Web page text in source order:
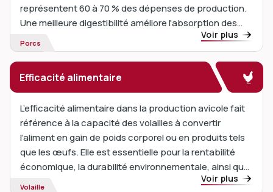
représentent 60 à 70 % des dépenses de production.
Une meilleure digestibilité améliore l'absorption des
Voir plus
Porcs
Efficacité alimentaire
L’efficacité alimentaire dans la production avicole fait
référence à la capacité des volailles à convertir
l’aliment en gain de poids corporel ou en produits tels
que les œufs. Elle est essentielle pour la rentabilité
économique, la durabilité environnementale, ainsi que
Voir plus
Volaille